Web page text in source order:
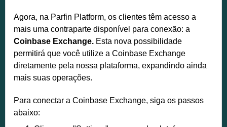
Agora, na Parfin Platform, os clientes têm acesso a
mais uma contraparte disponível para conexão: a
Coinbase Exchange. Esta nova possibilidade
permitirá que você utilize a Coinbase Exchange
diretamente pela nossa plataforma, expandindo ainda
mais suas operações.
Para conectar a Coinbase Exchange, siga os passos
abaixo: